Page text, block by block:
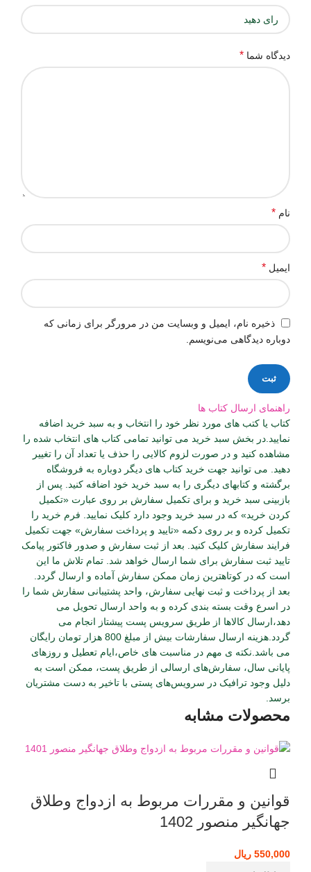
دیدگاه شما *
نام *
ایمیل *
ذخیره نام، ایمیل و وبسایت من در مرورگر برای زمانی که
دوباره دیدگاهی می‌نویسم.
راهنمای ارسال کتاب ها
کتاب یا کتب های مورد نظر خود را انتخاب و به سبد خرید اضافه
نمایید.در بخش سبد خرید می توانید تمامی کتاب های انتخاب شده را
مشاهده کنید و در صورت لزوم کالایی را حذف یا تعداد آن را تغییر
دهید. می توانید جهت خرید کتاب های دیگر دوباره به فروشگاه
برگشته و کتابهای دیگری را به سبد خرید خود اضافه کنید. پس از
بازبینی سبد خرید و برای تکمیل سفارش بر روی عبارت «تکمیل
کردن خرید» که در سبد خرید وجود دارد کلیک نمایید. فرم خرید را
تکمیل کرده و بر روی دکمه «تایید و پرداخت سفارش» جهت تکمیل
فرایند سفارش کلیک کنید. بعد از ثبت سفارش و صدور فاکتور پیامک
تایید ثبت سفارش برای شما ارسال خواهد شد. تمام تلاش ما این
است که در کوتاهترین زمان ممکن سفارش آماده و ارسال گردد.
بعد از پرداخت و ثبت نهایی سفارش، واحد پشتیبانی سفارش شما را
در اسرع وقت بسته بندی کرده و به واحد ارسال تحویل می
دهد،ارسال کالاها از طریق سرویس پست پیشتاز انجام می
گردد.هزینه ارسال سفارشات بیش از مبلغ 800 هزار تومان رایگان
می باشد.نکته ی مهم در مناسبت‌ های خاص،ایام تعطیل و روزهای
پایانی سال، سفارش‌‏های ارسالی از طریق پست، ممکن است به
دلیل وجود ترافیک در سرویس‌‏های پستی با تاخیر به دست مشتریان
برسد.
محصولات مشابه
قوانین و مقررات مربوط به ازدواج وطلاق
جهانگیر منصور 1402
550,000 ریال